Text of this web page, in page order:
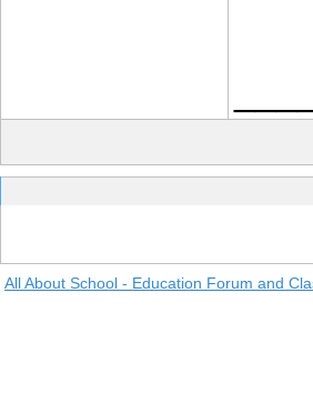
All About School - Education Forum and